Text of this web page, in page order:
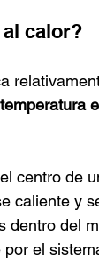
calor?
centro de
caliente y
dentro del
el